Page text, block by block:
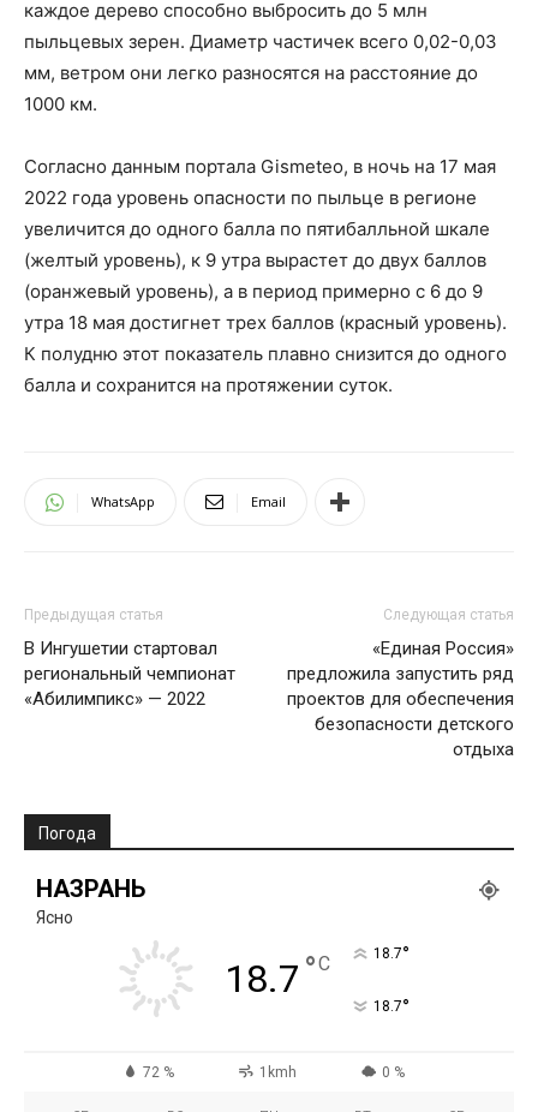
каждое дерево способно выбросить до 5 млн
пыльцевых зерен. Диаметр частичек всего 0,02-0,03
мм, ветром они легко разносятся на расстояние до
1000 км.
Согласно данным портала Gismeteo, в ночь на 17 мая
2022 года уровень опасности по пыльце в регионе
увеличится до одного балла по пятибалльной шкале
(желтый уровень), к 9 утра вырастет до двух баллов
(оранжевый уровень), а в период примерно с 6 до 9
утра 18 мая достигнет трех баллов (красный уровень).
К полудню этот показатель плавно снизится до одного
балла и сохранится на протяжении суток.
WhatsApp Email
Предыдущая статья
В Ингушетии стартовал
региональный чемпионат
«Абилимпикс» — 2022
Следующая статья
«Единая Россия»
предложила запустить ряд
проектов для обеспечения
безопасности детского
отдыха
Погода
НАЗРАНЬ
Ясно
18.7 °C 18.7°
18.7°
72 % 1kmh 0 %